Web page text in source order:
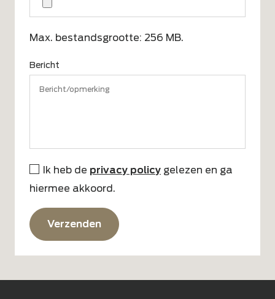
Max. bestandsgrootte: 256 MB.
Bericht
Instemming
Ik heb de privacy policy gelezen en ga
hiermee akkoord.